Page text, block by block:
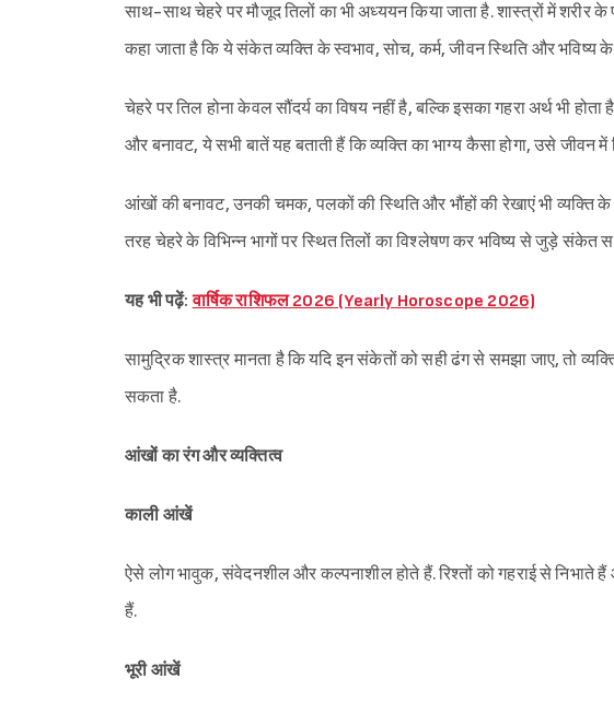
साथ-साथ चेहरे पर मौजूद तिलों का भी अध्ययन किया जाता है. शास्त्रों में शरीर
कहा जाता है कि ये संकेत व्यक्ति के स्वभाव, सोच, कर्म, जीवन स्थिति और भविष्य
चेहरे पर तिल होना केवल सौंदर्य का विषय नहीं है, बल्कि इसका गहरा अर्थ भी
और बनावट, ये सभी बातें यह बताती हैं कि व्यक्ति का भाग्य कैसा होगा, उसे
आंखों की बनावट, उनकी चमक, पलकों की स्थिति और भौंहों की रेखाएं भी व्यक्ति
तरह चेहरे के विभिन्न भागों पर स्थित तिलों का विश्लेषण कर भविष्य से जुड़े संकेत
यह भी पढ़ें:वार्षिक राशिफल 2026 (Yearly Horoscope 2026)
सामुद्रिक शास्त्र मानता है कि यदि इन संकेतों को सही ढंग से समझा जाए, तो
सकता है.
आंखों का रंग और व्यक्तित्व
काली आंखें
ऐसे लोग भावुक, संवेदनशील और कल्पनाशील होते हैं. रिश्तों को गहराई से निभाते
हैं.
भूरी आंखें